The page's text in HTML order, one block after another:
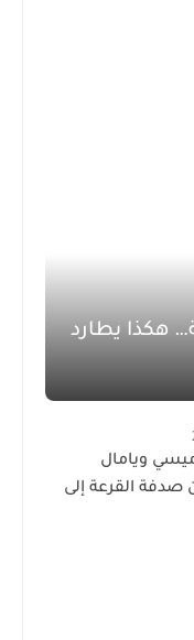
هكذا يطارد
ويامال
صدفة القرعة إلى